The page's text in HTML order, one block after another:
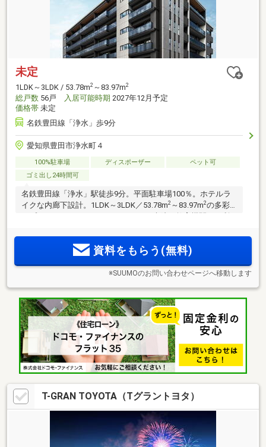
未定
1LDK～3LDK / 53.78m2 ～83.97m2
総戸数 56戸 入居可能時期 2027年12月予定
価格帯 未定
名鉄豊田線「浄水」歩9分
愛知県豊田市浄水町４
100%駐車場 ディスポーザー
ペット可
ゴミ出し24時間可
名鉄豊田線「浄水」駅徒歩9分。平面駐車場100％。ホテルラ
イクな内廊下設計。1LDK～3LDK／53.78m2 ～83.97m2の多彩
テージ豊田浄水arc.」誕生。資料請求受付中
資料をもらう(無料)
※SUUMOのお問い合わせページへ移動します
T-GRAN TOYOTA（Tグラントヨタ）